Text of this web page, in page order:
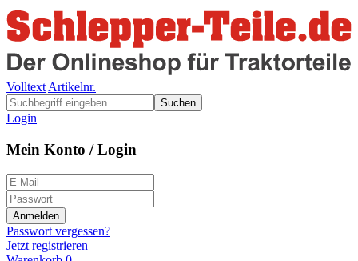
Volltext Artikelnr.
Suchen
Login
Mein Konto / Login
Passwort vergessen?
Jetzt registrieren